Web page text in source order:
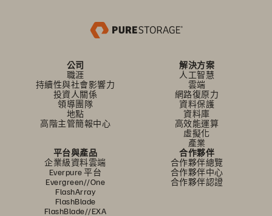
公司
職涯
持續性與社會影響力
投資人關係
領導團隊
地點
高階主管簡報中心
解決方案
人工智慧
雲端
網路復原力
資料保護
資料庫
高效能運算
虛擬化
產業
平台與產品
企業級資料雲端
Everpure 平台
Evergreen//One
FlashArray
FlashBlade
FlashBlade//EXA
合作夥伴
合作夥伴總覽
合作夥伴中心
合作夥伴認證